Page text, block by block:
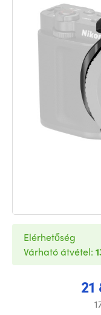
Elérhetőség
Várható átvétel: